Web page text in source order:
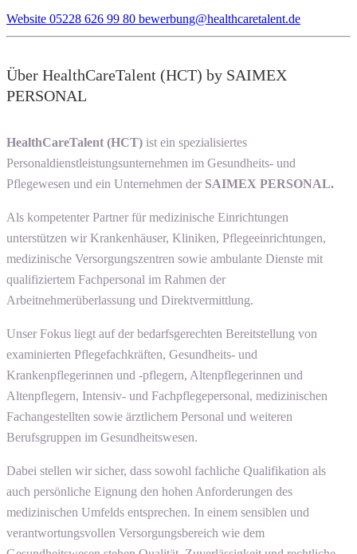
Website 05228 626 99 80 bewerbung@healthcaretalent.de
Über HealthCareTalent (HCT) by SAIMEX
PERSONAL
HealthCareTalent (HCT) ist ein spezialisiertes
Personaldienstleistungsunternehmen im Gesundheits- und
Pflegewesen und ein Unternehmen der SAIMEX PERSONAL.
Als kompetenter Partner für medizinische Einrichtungen
unterstützen wir Krankenhäuser, Kliniken, Pflegeeinrichtungen,
medizinische Versorgungszentren sowie ambulante Dienste mit
qualifiziertem Fachpersonal im Rahmen der
Arbeitnehmerüberlassung und Direktvermittlung.
Unser Fokus liegt auf der bedarfsgerechten Bereitstellung von
examinierten Pflegefachkräften, Gesundheits- und
Krankenpflegerinnen und -pflegern, Altenpflegerinnen und
Altenpflegern, Intensiv- und Fachpflegepersonal, medizinischen
Fachangestellten sowie ärztlichem Personal und weiteren
Berufsgruppen im Gesundheitswesen.
Dabei stellen wir sicher, dass sowohl fachliche Qualifikation als
auch persönliche Eignung den hohen Anforderungen des
medizinischen Umfelds entsprechen. In einem sensiblen und
verantwortungsvollen Versorgungsbereich wie dem